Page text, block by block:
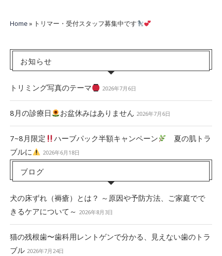
Home » トリマー・受付スタッフ募集中です
お知らせ
トリミング写真のテーマ 2026年7月6日
8月の診療日 お盆休みはありません 2026年7月6日
7~8月限定 ハーブパック半額キャンペーン
夏の肌トラ
ブルに
2026年6月18日
ブログ
犬の床ずれ（褥瘡）とは？ ～原因や予防方法、ご家庭でで
きるケアについて～ 2026年8月3日
猫の残根歯〜歯科用レントゲンで分かる、見えない歯のトラ
ブル 2026年7月24日